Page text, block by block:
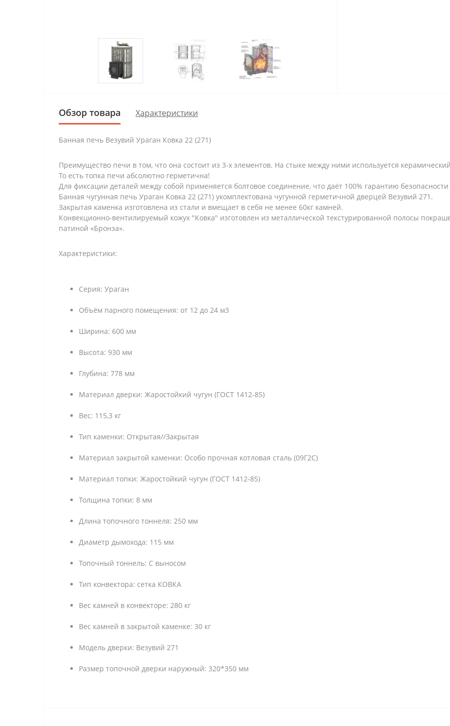
Обзор товара Характеристики
Банная печь Везувий Ураган Ковка 22 (271)
Преимущество печи в том, что она состоит из 3-х элементов. На стыке между ними используется
То есть топка печи абсолютно герметична!
Для фиксации деталей между собой применяется болтовое соединение, что даёт 100% гарантию
Банная чугунная печь Ураган Ковка 22 (271) укомплектована чугунной герметичной дверцей Везувий 271.
Закрытая каменка изготовлена из стали и вмещает в себя не менее 60кг камней.
Конвекционно-вентилируемый кожух "Ковка" изготовлен из металлической текстурированной полосы
патиной «Бронза».
Характеристики:
Серия: Ураган
Объём парного помещения: от 12 до 24 м3
Ширина: 600 мм
Высота: 930 мм
Глубина: 778 мм
Материал дверки: Жаростойкий чугун (ГОСТ 1412-85)
Вес: 115,3 кг
Тип каменки: Открытая//Закрытая
Материал закрытой каменки: Особо прочная котловая сталь (09Г2С)
Материал топки: Жаростойкий чугун (ГОСТ 1412-85)
Толщина топки: 8 мм
Длина топочного тоннеля: 250 мм
Диаметр дымохода: 115 мм
Топочный тоннель: С выносом
Тип конвектора: сетка КОВКА
Вес камней в конвекторе: 280 кг
Вес камней в закрытой каменке: 30 кг
Модель дверки: Везувий 271
Размер топочной дверки наружный: 320*350 мм